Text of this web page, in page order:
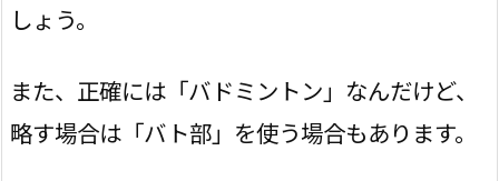
しょう。
また、正確には「バドミントン」なんだけど、
略す場合は「バト部」を使う場合もあります。